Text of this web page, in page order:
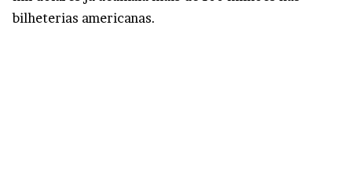
bilheterias americanas.